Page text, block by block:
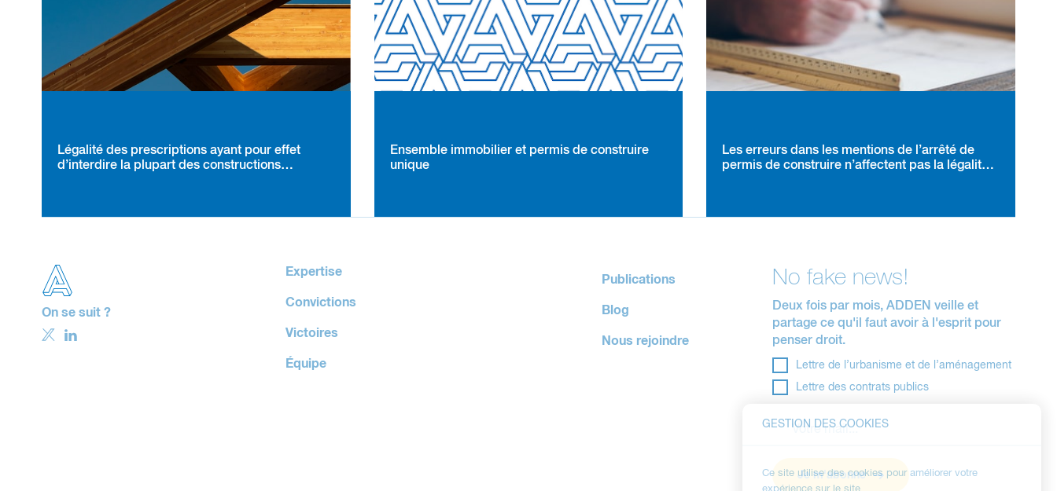
Légalité des prescriptions ayant pour effet
d’interdire la plupart des constructions
Ensemble immobilier et permis de construire
unique
Les erreurs dans les mentions de l’arrêté de
permis de construire n’affectent pas la légalité
On se suit ?
Expertise
Convictions
Victoires
Équipe
Publications
Blog
Nous rejoindre
No fake news!
Deux fois par mois, ADDEN veille et
partage ce qu'il faut avoir à l'esprit pour
penser droit.
Lettre de l’urbanisme et de l’aménagement
Lettre des contrats publics
Je m'abonne
GESTION DES COOKIES
Ce site utilise des cookies pour améliorer votre